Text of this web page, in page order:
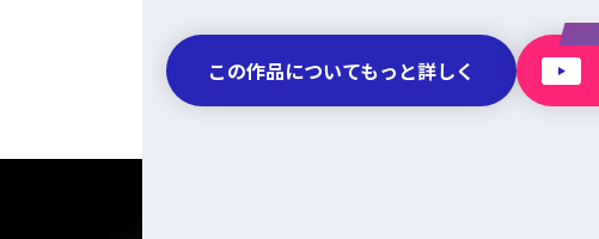
この作品についてもっと詳しく